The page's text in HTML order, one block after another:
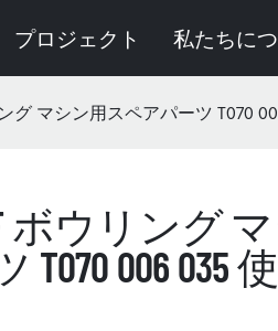
プロジェクト 私たちに
グ マシン用スペアパーツ T070
ボウリング
T070 006 035